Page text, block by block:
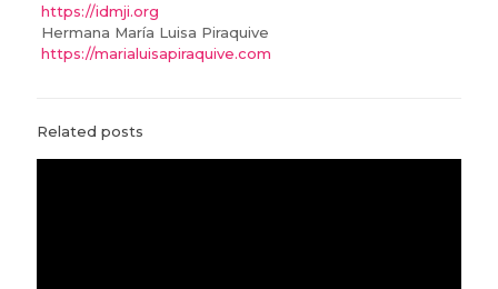
https://idmji.org
Hermana María Luisa Piraquive
https://marialuisapiraquive.com
Related posts